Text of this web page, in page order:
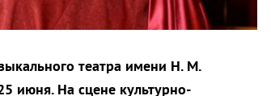
театра имени Н. М.
июня. На сцене культурно-